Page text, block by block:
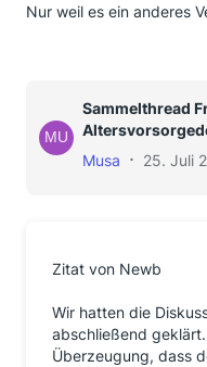
Nur weil es ein anderes
Sammelthread
Musa
25. Juli
Zitat von Newb
Wir hatten die
abschließend
Überzeugung, dass